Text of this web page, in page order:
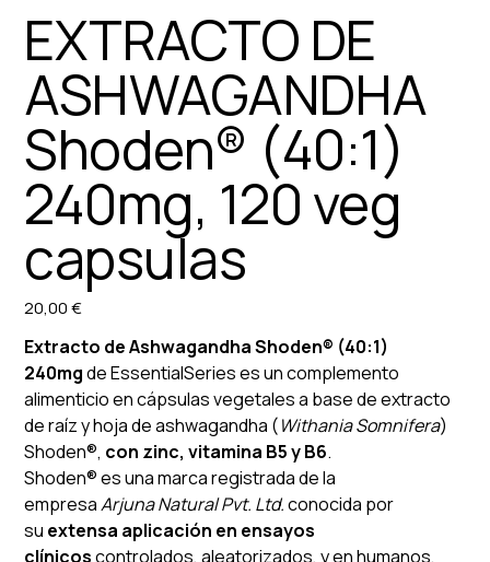
EXTRACTO DE
ASHWAGANDHA
Shoden® (40:1)
240mg, 120 veg
capsulas
Precio
20,00 €
Extracto de Ashwagandha Shoden® (40:1)
240mgde EssentialSeries es un complemento
alimenticio en cápsulas vegetales a base de extracto
de raíz y hoja de ashwagandha (Withania Somnifera)
Shoden®, con zinc, vitamina B5 y B6.
Shoden® es una marca registrada de la
empresaArjuna Natural Pvt. Ltd.conocida por
su extensa aplicación en ensayos
clínicoscontrolados, aleatorizados, y en humanos,